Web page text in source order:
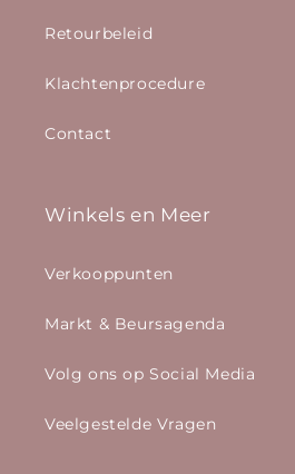
Retourbeleid
Klachtenprocedure
Contact
Winkels en Meer
Verkooppunten
Markt & Beursagenda
Volg ons op Social Media
Veelgestelde Vragen